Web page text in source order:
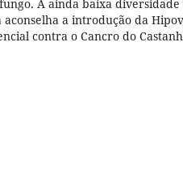
A ainda baixa
aconselha a introdução da
contra o Cancro do